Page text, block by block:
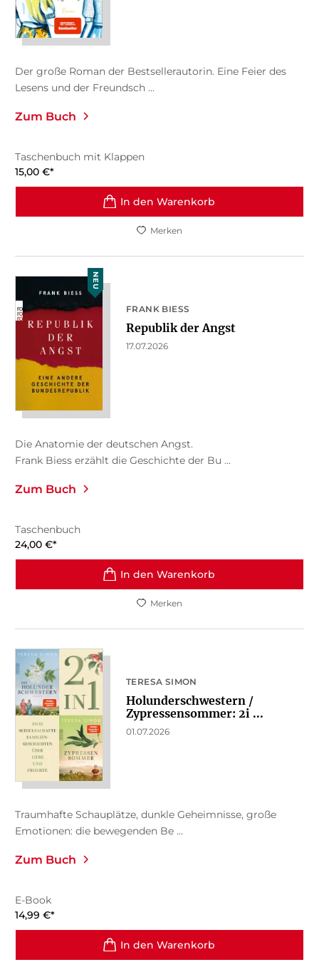
Der große Roman der Bestsellerautorin. Eine Feier des
Lesens und der Freundsch ...
Zum Buch
Taschenbuch mit Klappen
15,00 €*
In den Warenkorb
Merken
NEU
FRANK BIESS
Republik der Angst
17.07.2026
Die Anatomie der deutschen Angst.
Frank Biess erzählt die Geschichte der Bu ...
Zum Buch
Taschenbuch
24,00 €*
In den Warenkorb
Merken
TERESA SIMON
Holunderschwestern /
Zypressensommer: 2i ...
01.07.2026
Traumhafte Schauplätze, dunkle Geheimnisse, große
Emotionen: die bewegenden Be ...
Zum Buch
E-Book
14,99 €*
In den Warenkorb